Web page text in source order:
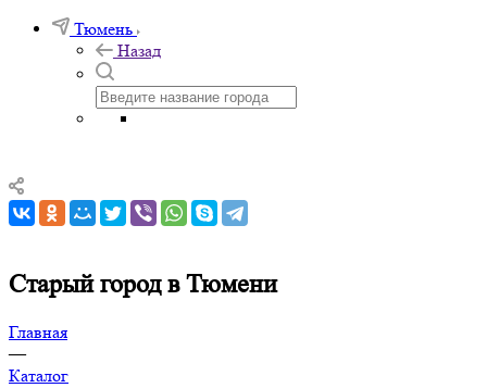
Тюмень
Назад
Старый город в Тюмени
Главная
—
Каталог